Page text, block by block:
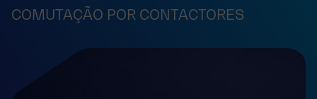
COMUTAÇÃO POR CONTACTORES